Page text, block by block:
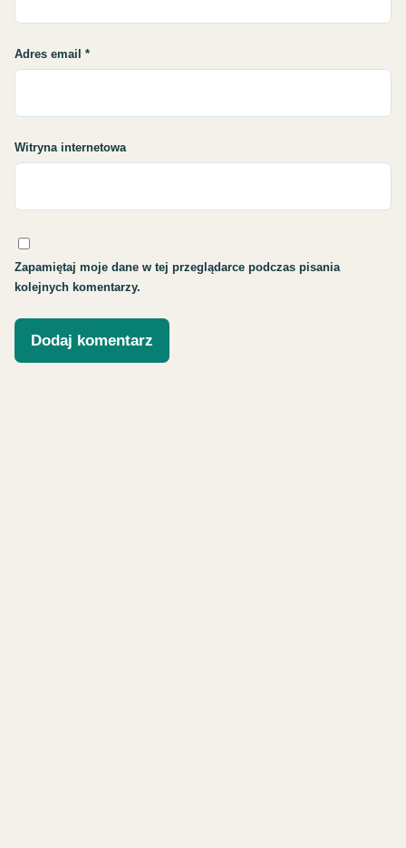
Adres email *
Witryna internetowa
Zapamiętaj moje dane w tej przeglądarce podczas pisania
kolejnych komentarzy.